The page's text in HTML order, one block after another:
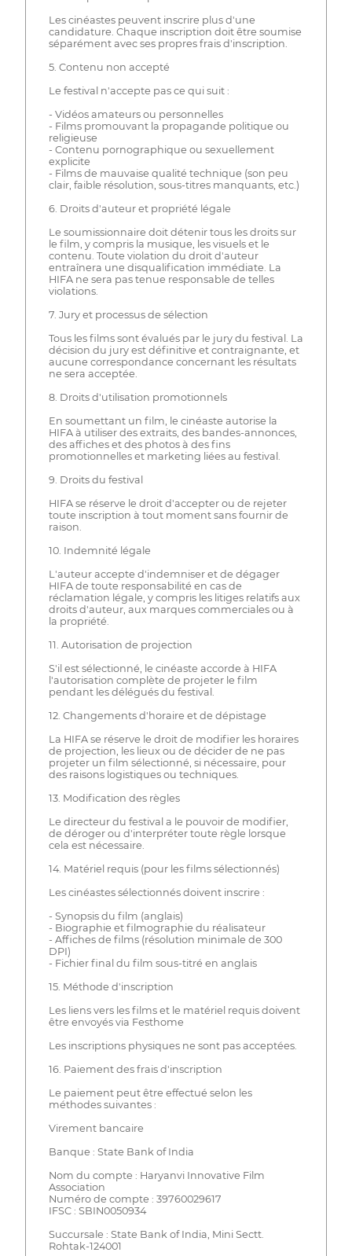
Les cinéastes peuvent inscrire plus d'une
candidature. Chaque inscription doit être soumise
séparément avec ses propres frais d'inscription.
5. Contenu non accepté
Le festival n'accepte pas ce qui suit :
- Vidéos amateurs ou personnelles
- Films promouvant la propagande politique ou
religieuse
- Contenu pornographique ou sexuellement
explicite
- Films de mauvaise qualité technique (son peu
clair, faible résolution, sous-titres manquants, etc.)
6. Droits d'auteur et propriété légale
Le soumissionnaire doit détenir tous les droits sur
le film, y compris la musique, les visuels et le
contenu. Toute violation du droit d'auteur
entraînera une disqualification immédiate. La
HIFA ne sera pas tenue responsable de telles
violations.
7. Jury et processus de sélection
Tous les films sont évalués par le jury du festival. La
décision du jury est définitive et contraignante, et
aucune correspondance concernant les résultats
ne sera acceptée.
8. Droits d'utilisation promotionnels
En soumettant un film, le cinéaste autorise la
HIFA à utiliser des extraits, des bandes-annonces,
des affiches et des photos à des fins
promotionnelles et marketing liées au festival.
9. Droits du festival
HIFA se réserve le droit d'accepter ou de rejeter
toute inscription à tout moment sans fournir de
raison.
10. Indemnité légale
L'auteur accepte d'indemniser et de dégager
HIFA de toute responsabilité en cas de
réclamation légale, y compris les litiges relatifs aux
droits d'auteur, aux marques commerciales ou à
la propriété.
11. Autorisation de projection
S'il est sélectionné, le cinéaste accorde à HIFA
l'autorisation complète de projeter le film
pendant les délégués du festival.
12. Changements d'horaire et de dépistage
La HIFA se réserve le droit de modifier les horaires
de projection, les lieux ou de décider de ne pas
projeter un film sélectionné, si nécessaire, pour
des raisons logistiques ou techniques.
13. Modification des règles
Le directeur du festival a le pouvoir de modifier,
de déroger ou d'interpréter toute règle lorsque
cela est nécessaire.
14. Matériel requis (pour les films sélectionnés)
Les cinéastes sélectionnés doivent inscrire :
- Synopsis du film (anglais)
- Biographie et filmographie du réalisateur
- Affiches de films (résolution minimale de 300
DPI)
- Fichier final du film sous-titré en anglais
15. Méthode d'inscription
Les liens vers les films et le matériel requis doivent
être envoyés via Festhome
Les inscriptions physiques ne sont pas acceptées.
16. Paiement des frais d'inscription
Le paiement peut être effectué selon les
méthodes suivantes :
Virement bancaire
Banque : State Bank of India
Nom du compte : Haryanvi Innovative Film
Association
Numéro de compte : 39760029617
IFSC : SBIN0050934
Succursale : State Bank of India, Mini Sectt.
Rohtak-124001